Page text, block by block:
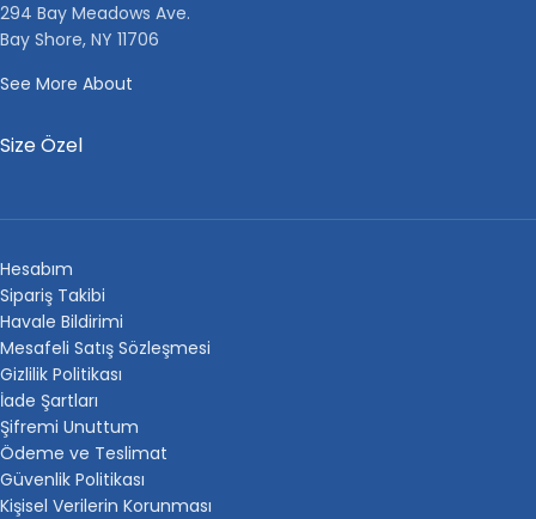
294 Bay Meadows Ave.
Bay Shore, NY 11706
See More About
Size Özel
Hesabım
Sipariş Takibi
Havale Bildirimi
Mesafeli Satış Sözleşmesi
Gizlilik Politikası
İade Şartları
Şifremi Unuttum
Ödeme ve Teslimat
Güvenlik Politikası
Kişisel Verilerin Korunması